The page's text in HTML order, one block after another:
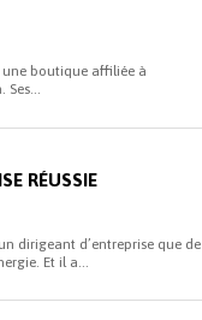
une boutique affiliée à
Ses...
RÉUSSIE
dirigeant d’entreprise que de
Et il a...